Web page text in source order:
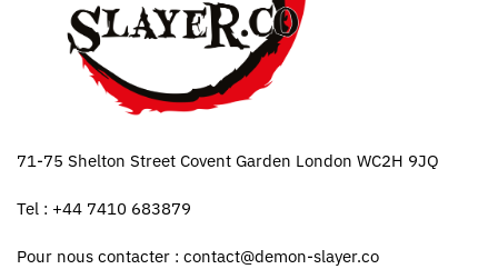
71-75 Shelton Street Covent Garden London WC2H 9JQ
Tel : +44 7410 683879
Pour nous contacter : contact@demon-slayer.co